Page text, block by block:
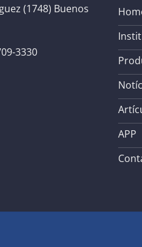
(1748) Buenos
3330
APP